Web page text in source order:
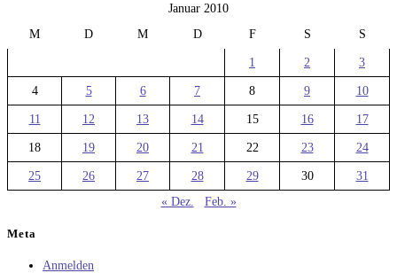
Januar 2010
M
D M D F S S
1 2 3
4 5 6 7 8 9 10
11 12 13 14 15 16 17
18 19 20 21 22 23 24
25 26 27 28 29 30
31
« Dez.
Feb. »
Meta
Anmelden